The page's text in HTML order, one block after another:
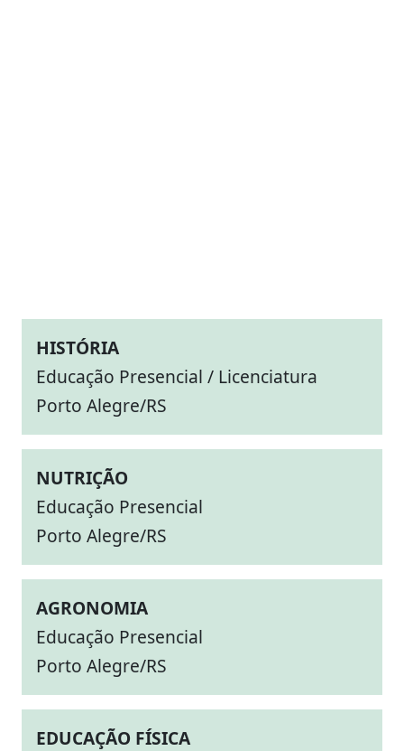
HISTÓRIA
Educação Presencial / Licenciatura
Porto Alegre/RS
NUTRIÇÃO
Educação Presencial
Porto Alegre/RS
AGRONOMIA
Educação Presencial
Porto Alegre/RS
EDUCAÇÃO FÍSICA